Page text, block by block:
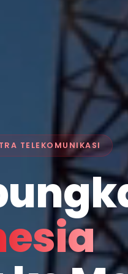
TELEKOMUNIKASI